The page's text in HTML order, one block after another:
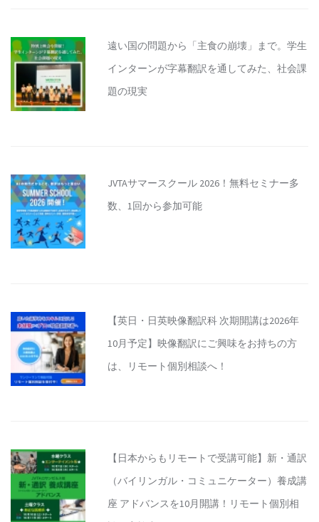
遠い国の問題から「主食の崩壊」まで。学生
インターンが字幕翻訳を通してみた、社会課
題の現実
JVTAサマースクール 2026！無料セミナー多
数、1回から参加可能
【英日・日英映像翻訳科 次期開講は2026年
10月予定】映像翻訳にご興味をお持ちの方
は、リモート個別相談へ！
【日本からもリモートで受講可能】新・通訳
（バイリンガル・コミュニケーター）養成講
座 アドバンスを10月開講！リモート個別相